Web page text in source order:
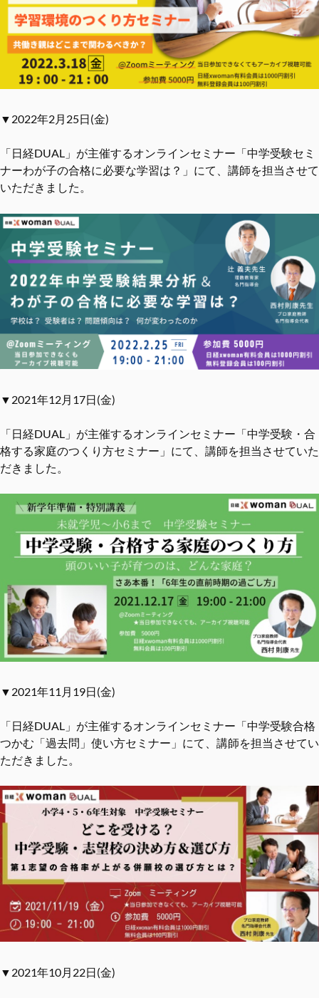
▼2022年2月25日(金)
「日経DUAL」が主催するオンラインセミナー「中学受験セミ
ナーわが子の合格に必要な学習は？」にて、講師を担当させて
いただきました。
▼2021年12月17日(金)
「日経DUAL」が主催するオンラインセミナー「中学受験・合
格する家庭のつくり方セミナー」にて、講師を担当させていた
だきました。
▼2021年11月19日(金)
「日経DUAL」が主催するオンラインセミナー「中学受験合格
つかむ「過去問」使い方セミナー」にて、講師を担当させてい
ただきました。
▼2021年10月22日(金)